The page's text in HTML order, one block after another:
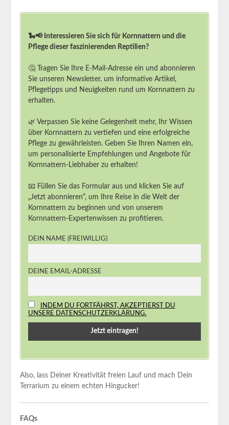
🐍📢 Interessieren Sie sich für Kornnattern und die
Pflege dieser faszinierenden Reptilien?
🤔 Tragen Sie Ihre E-Mail-Adresse ein und abonnieren
Sie unseren Newsletter, um informative Artikel,
Pflegetipps und Neuigkeiten rund um Kornnattern zu
erhalten.
🌿 Verpassen Sie keine Gelegenheit mehr, Ihr Wissen
über Kornnattern zu vertiefen und eine erfolgreiche
Pflege zu gewährleisten. Geben Sie Ihren Namen ein,
um personalisierte Empfehlungen und Angebote für
Kornnattern-Liebhaber zu erhalten!
📧 Füllen Sie das Formular aus und klicken Sie auf
„Jetzt abonnieren“, um Ihre Reise in die Welt der
Kornnattern zu beginnen und von unserem
Kornnattern-Expertenwissen zu profitieren.
DEIN NAME (FREIWILLIG)
DEINE EMAIL-ADRESSE
INDEM DU FORTFÄHRST, AKZEPTIERST DU
UNSERE DATENSCHUTZERKLÄRUNG.
Also, lass Deiner Kreativität freien Lauf und mach Dein
Terrarium zu einem echten Hingucker!
FAQs